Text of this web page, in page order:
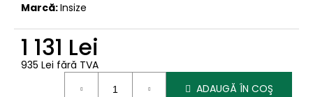
Marcă:Insize
1 131 Lei
935 Lei fără TVA
ADAUGĂ ÎN COŞ